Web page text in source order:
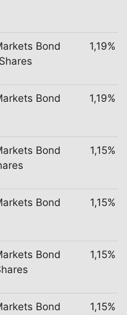
Bond
1,19%
Bond
1,19%
Bond
1,15%
Bond
1,15%
Bond
1,15%
Bond
1,15%